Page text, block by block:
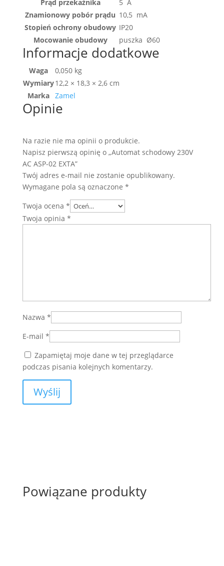
Prąd przekaźnika
5 A
Znamionowy pobór prądu 10,5 mA
Stopień ochrony obudowy IP20
Mocowanie obudowy
puszka Ø60
Informacje dodatkowe
Waga
0,050 kg
Wymiary12,2 × 18,3 × 2,6 cm
Marka Zamel
Opinie
Na razie nie ma opinii o produkcie.
Napisz pierwszą opinię o „Automat schodowy 230V
AC ASP-02 EXTA”
Twój adres e-mail nie zostanie opublikowany.
Wymagane pola są oznaczone *
Twoja ocena *
Twoja opinia *
Nazwa *
E-mail *
Zapamiętaj moje dane w tej przeglądarce
podczas pisania kolejnych komentarzy.
Powiązane produkty